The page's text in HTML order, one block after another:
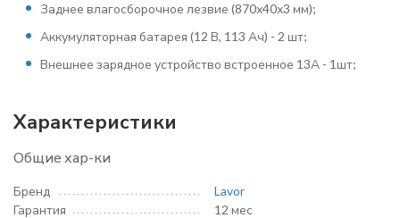
Заднее влагосборочное лезвие (870х40х3 мм);
Аккумуляторная батарея (12 В, 113 Ач) - 2 шт;
Внешнее зарядное устройство встроенное 13А - 1шт;
Характеристики
Общие хар-ки
Бренд
Lavor
Гарантия
12 мес